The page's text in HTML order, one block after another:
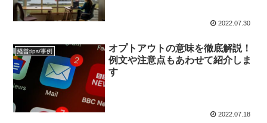
2022.07.30
経営tips/事例
オプトアウトの意味を徹底解説！
例文や注意点もあわせて紹介しま
す
2022.07.18